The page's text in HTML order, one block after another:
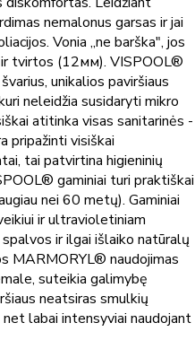
nemalonus garsas ir jai
Vonia „ne barška", jos
tvirtos (12мм). VISPOOL®
unikalios paviršiaus
neleidžia susidaryti mikro
atitinka visas sanitarinės -
pripažinti visiškai
tai patvirtina higieninių
gaminiai turi praktiškai
nei 60 metų). Gaminiai
ir ultravioletiniam
ir ilgai išlaiko natūralų
MARMORYL® naudojimas
suteikia galimybę
neatsiras smulkių
labai intensyviai naudojant